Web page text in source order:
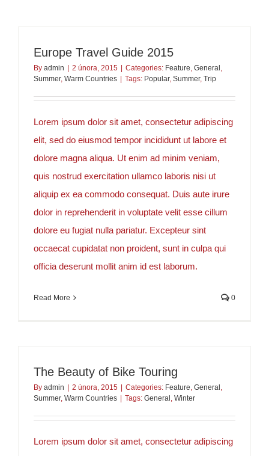
Europe Travel Guide 2015
By admin 2 února, 2015 Categories: Feature, General ,
Summer, Warm Countries Tags: Popular, Summer, Trip
Lorem ipsum dolor sit amet, consectetur adipiscing
elit, sed do eiusmod tempor incididunt ut labore et
dolore magna aliqua. Ut enim ad minim veniam,
quis nostrud exercitation ullamco laboris nisi ut
aliquip ex ea commodo consequat. Duis aute irure
dolor in reprehenderit in voluptate velit esse cillum
dolore eu fugiat nulla pariatur. Excepteur sint
occaecat cupidatat non proident, sunt in culpa qui
officia deserunt mollit anim id est laborum.
Read More 0
The Beauty of Bike Touring
By admin 2 února, 2015 Categories: Feature, General ,
Summer, Warm Countries Tags: General , Winter
Lorem ipsum dolor sit amet, consectetur adipiscing